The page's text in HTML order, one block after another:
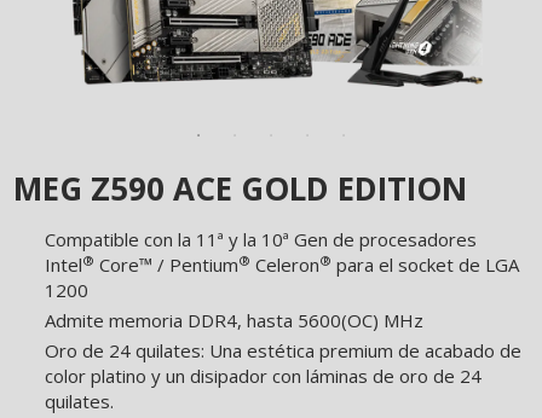
MEG Z590 ACE GOLD EDITION
Compatible con la 11ª y la 10ª Gen de procesadores
Intel® Core™ / Pentium® Celeron® para el socket de LGA
1200
Admite memoria DDR4, hasta 5600(OC) MHz
Oro de 24 quilates: Una estética premium de acabado de
color platino y un disipador con láminas de oro de 24
quilates.